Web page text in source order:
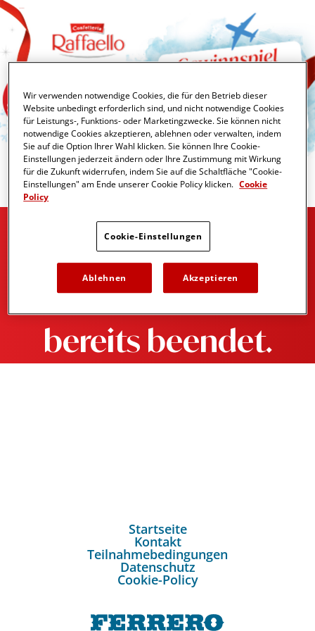
Leider ist unsere
Aktion
bereits beendet.
Startseite
Kontakt
Teilnahmebedingungen
Datenschutz
Cookie-Policy
Wir verwenden notwendige Cookies, die für den Betrieb dieser
Website unbedingt erforderlich sind, und nicht notwendige Cookies
für Leistungs-, Funktions- oder Marketingzwecke. Sie können nicht
notwendige Cookies akzeptieren, ablehnen oder verwalten, indem
Sie auf die Option Ihrer Wahl klicken. Sie können Ihre Cookie-
Einstellungen jederzeit ändern oder Ihre Zustimmung mit Wirkung
für die Zukunft widerrufen, indem Sie auf die Schaltfläche "Cookie-
Einstellungen" am Ende unserer Cookie Policy klicken. Cookie
Policy
Cookie-Einstellungen
Ablehnen Akzeptieren